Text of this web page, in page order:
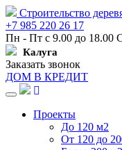
Строительство
+7 985 220 26 17
Пн - Пт с 9.00 до 18.00
Калуга
Заказать звонок
ДОМ В КРЕДИТ
Навигация
Проекты
До 120 м2
От 120 до